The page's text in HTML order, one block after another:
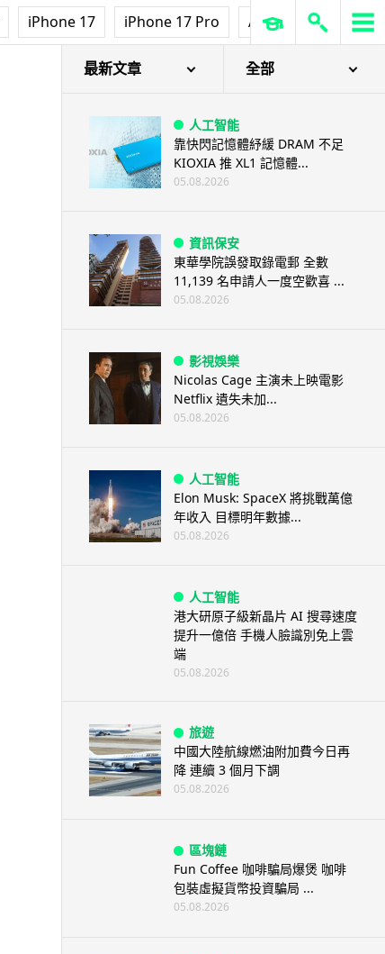
iPhone 17 iPhone 17 Pro AirPods Pro 3
最新文章 全部
人工智能
靠快閃記憶體紓緩 DRAM 不足
KIOXIA 推 XL1 記憶體...
05.08.2026
資訊保安
東華學院誤發取錄電郵 全數
11,139 名申請人一度空歡喜 ...
05.08.2026
影視娛樂
Nicolas Cage 主演未上映電影
Netflix 遺失未加...
05.08.2026
人工智能
Elon Musk: SpaceX 將挑戰萬億
年收入 目標明年數據...
05.08.2026
人工智能
港大研原子級新晶片 AI 搜尋速度
提升一億倍 手機人臉識別免上雲
端
05.08.2026
旅遊
中國大陸航線燃油附加費今日再
降 連續 3 個月下調
05.08.2026
區塊鏈
Fun Coffee 咖啡騙局爆煲 咖啡
包裝虛擬貨幣投資騙局 ...
05.08.2026